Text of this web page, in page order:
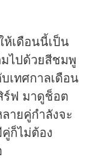
เดือนนี้เป็น
ไปด้วยสีชมพู
เทศกาลเดือน
ร์ฟ มาดูช็อต
ายคู่กำลังจะ
ก็ไม่ต้อง